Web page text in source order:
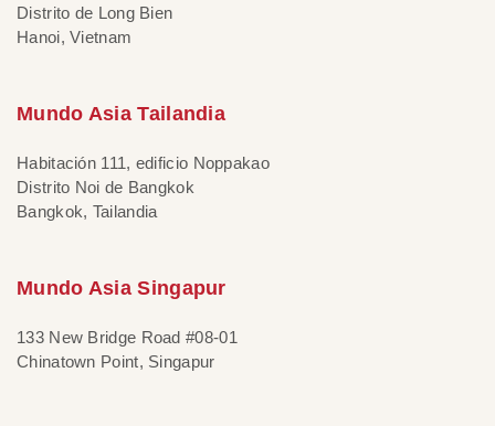
Distrito de Long Bien
Hanoi, Vietnam
Mundo Asia Tailandia
Habitación 111, edificio Noppakao
Distrito Noi de Bangkok
Bangkok, Tailandia
Mundo Asia Singapur
133 New Bridge Road #08-01
Chinatown Point, Singapur